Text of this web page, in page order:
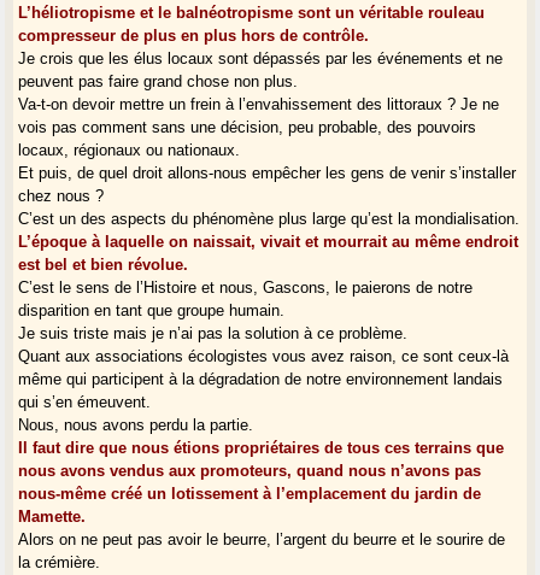
L’héliotropisme et le balnéotropisme sont un véritable rouleau
compresseur de plus en plus hors de contrôle.
Je crois que les élus locaux sont dépassés par les événements et ne
peuvent pas faire grand chose non plus.
Va-t-on devoir mettre un frein à l’envahissement des littoraux ? Je ne
vois pas comment sans une décision, peu probable, des pouvoirs
locaux, régionaux ou nationaux.
Et puis, de quel droit allons-nous empêcher les gens de venir s’installer
chez nous ?
C’est un des aspects du phénomène plus large qu’est la mondialisation.
L’époque à laquelle on naissait, vivait et mourrait au même endroit
est bel et bien révolue.
C’est le sens de l’Histoire et nous, Gascons, le paierons de notre
disparition en tant que groupe humain.
Je suis triste mais je n’ai pas la solution à ce problème.
Quant aux associations écologistes vous avez raison, ce sont ceux-là
même qui participent à la dégradation de notre environnement landais
qui s’en émeuvent.
Nous, nous avons perdu la partie.
Il faut dire que nous étions propriétaires de tous ces terrains que
nous avons vendus aux promoteurs, quand nous n’avons pas
nous-même créé un lotissement à l’emplacement du jardin de
Mamette.
Alors on ne peut pas avoir le beurre, l’argent du beurre et le sourire de
la crémière.